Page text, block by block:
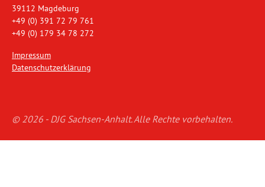
39112 Magdeburg
+49 (0) 391 72 79 761
+49 (0) 179 34 78 272
Impressum
Datenschutzerklärung
© 2026 - DJG Sachsen-Anhalt. Alle Rechte vorbehalten.